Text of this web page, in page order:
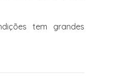
tem grandes